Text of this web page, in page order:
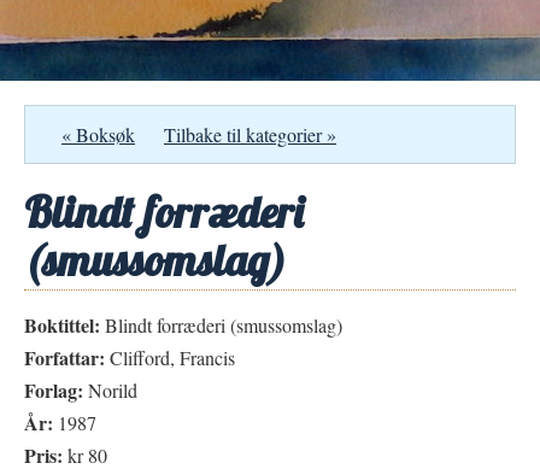
« Boksøk Tilbake til kategorier »
Blindt forræderi
(smussomslag)
Boktittel: Blindt forræderi (smussomslag)
Forfattar: Clifford, Francis
Forlag: Norild
År: 1987
Pris: kr 80